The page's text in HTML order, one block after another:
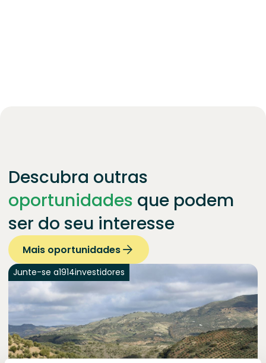
Descubra outras
oportunidades que podem
ser do seu interesse
Mais oportunidades
Junte-se a1914investidores